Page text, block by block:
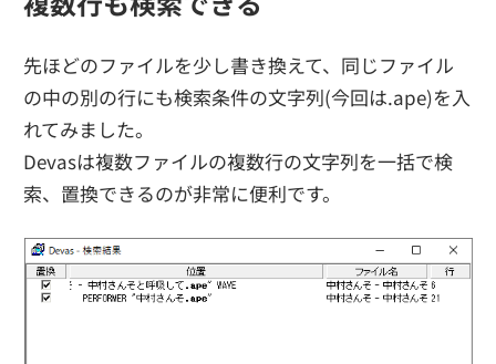
先ほどのファイルを少し書き換えて、同じファイル
の中の別の行にも検索条件の文字列(今回は.ape)を入
れてみました。
Devasは複数ファイルの複数行の文字列を一括で検
索、置換できるのが非常に便利です。